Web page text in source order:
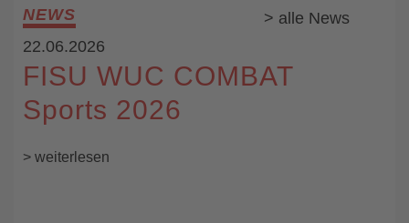
NEWS
> alle News
22.06.2026
FISU WUC COMBAT
Sports 2026
> weiterlesen